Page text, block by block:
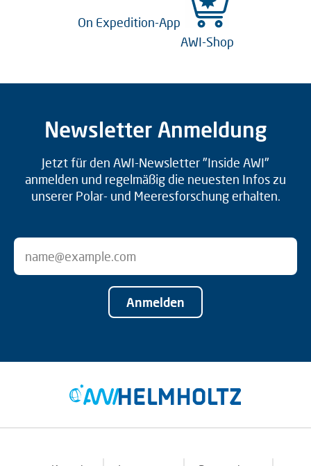
On Expedition-App
AWI-Shop
Newsletter Anmeldung
Jetzt für den AWI-Newsletter "Inside AWI"
anmelden und regelmäßig die neuesten Infos zu
unserer Polar- und Meeresforschung erhalten.
Anmelden